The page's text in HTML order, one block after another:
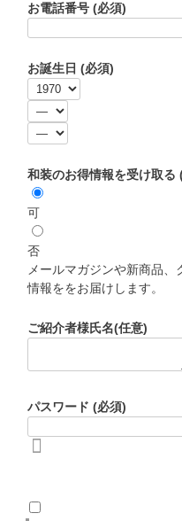
お電話番号 (必須)
お誕生日 (必須)
和装のお得情報を受け取る
可
否
メールマガジンや新商品
情報ををお届けします。
ご紹介者様氏名(任意)
パスワード (必須)